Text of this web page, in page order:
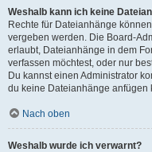
Weshalb kann ich keine
Rechte für Dateianhänge
vergeben werden. Die Board-
erlaubt, Dateianhänge in dem
verfassen möchtest, oder nur
Du kannst einen Administrator
du keine Dateianhänge anfügen
Nach oben
Weshalb wurde ich verwarnt?